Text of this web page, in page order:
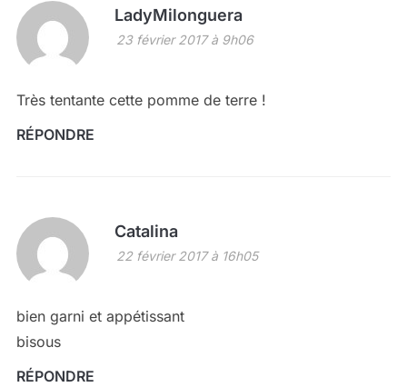
LadyMilonguera
23 février 2017 à 9h06
Très tentante cette pomme de terre !
RÉPONDRE
Catalina
22 février 2017 à 16h05
bien garni et appétissant
bisous
RÉPONDRE